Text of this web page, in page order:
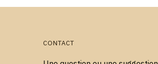
options
CONTACT